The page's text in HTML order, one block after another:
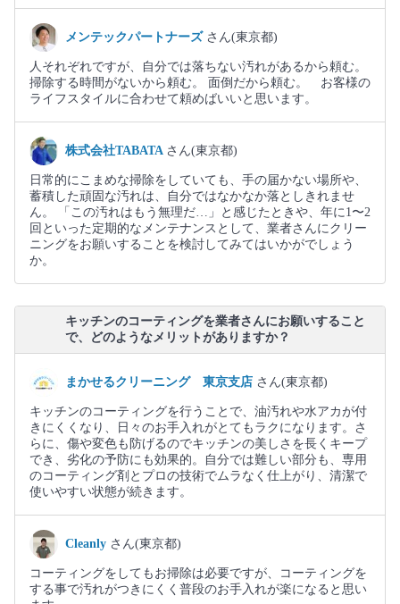
メンテックパートナーズ さん(東京都)
人それぞれですが、自分では落ちない汚れがあるから頼む。
掃除する時間がないから頼む。 面倒だから頼む。 お客様の
ライフスタイルに合わせて頼めばいいと思います。
株式会社TABATA さん(東京都)
日常的にこまめな掃除をしていても、手の届かない場所や、
蓄積した頑固な汚れは、自分ではなかなか落としきれませ
ん。 「この汚れはもう無理だ…」と感じたときや、年に1〜2
回といった定期的なメンテナンスとして、業者さんにクリー
ニングをお願いすることを検討してみてはいかがでしょう
か。
キッチンのコーティングを業者さんにお願いすること
で、どのようなメリットがありますか？
まかせるクリーニング 東京支店 さん(東京都)
キッチンのコーティングを行うことで、油汚れや水アカが付
きにくくなり、日々のお手入れがとてもラクになります。さ
らに、傷や変色も防げるのでキッチンの美しさを長くキープ
でき、劣化の予防にも効果的。自分では難しい部分も、専用
のコーティング剤とプロの技術でムラなく仕上がり、清潔で
使いやすい状態が続きます。
Cleanly さん(東京都)
コーティングをしてもお掃除は必要ですが、コーティングを
する事で汚れがつきにくく普段のお手入れが楽になると思い